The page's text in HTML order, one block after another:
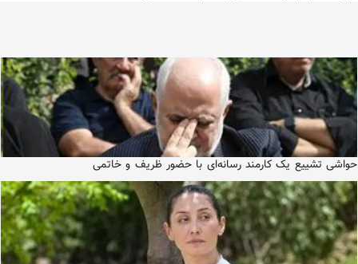
حواشی تشییع یک کارمند رسانه‌ای با حضور ظریف و خاتمی